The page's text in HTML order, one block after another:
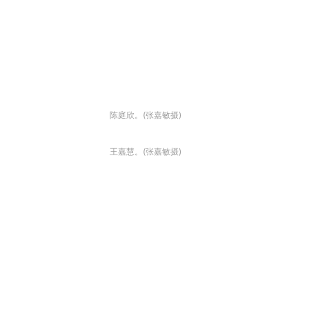
陈庭欣。(张嘉敏摄)
王嘉慧。(张嘉敏摄)